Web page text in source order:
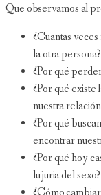
Que observamos al
¿Cuantas
la otra persona?
¿Por qué
¿Por qué
nuestra
¿Por qué
encontrar
¿Por qué hoy
lujuria del sexo?